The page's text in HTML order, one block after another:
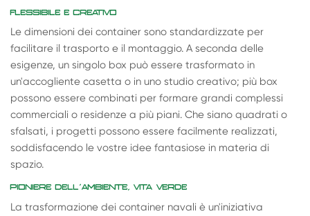
FLESSIBILE E CREATIVO
Le dimensioni dei container sono standardizzate per
facilitare il trasporto e il montaggio. A seconda delle
esigenze, un singolo box può essere trasformato in
un'accogliente casetta o in uno studio creativo; più box
possono essere combinati per formare grandi complessi
commerciali o residenze a più piani. Che siano quadrati o
sfalsati, i progetti possono essere facilmente realizzati,
soddisfacendo le vostre idee fantasiose in materia di
spazio.
PIONIERE DELL'AMBIENTE, VITA VERDE
La trasformazione dei container navali è un'iniziativa